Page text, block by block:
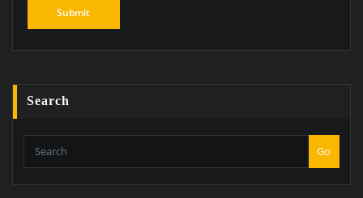
Search
Go